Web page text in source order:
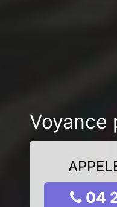
Voyance
04